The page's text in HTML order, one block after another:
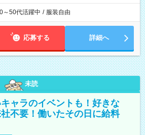
～50代活躍中 / 服装自由
応募する 詳細へ
未読
ャラのイベントも！好きな
不要！働いたその日に給料